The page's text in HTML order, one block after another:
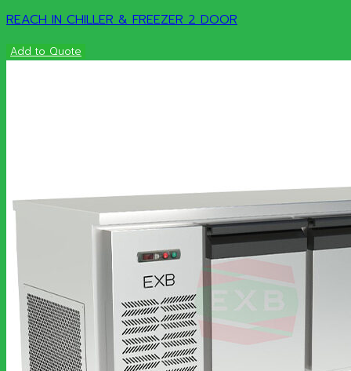
REACH IN CHILLER & FREEZER 2 DOOR
Add to Quote